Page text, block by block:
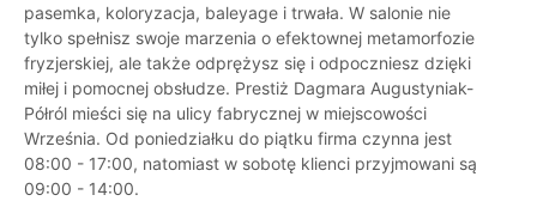
pasemka, koloryzacja, baleyage i trwała. W salonie nie
tylko spełnisz swoje marzenia o efektownej metamorfozie
fryzjerskiej, ale także odprężysz się i odpoczniesz dzięki
miłej i pomocnej obsłudze. Prestiż Dagmara Augustyniak-
Półról mieści się na ulicy fabrycznej w miejscowości
Września. Od poniedziałku do piątku firma czynna jest
08:00 - 17:00, natomiast w sobotę klienci przyjmowani są
09:00 - 14:00.